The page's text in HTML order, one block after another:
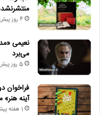
4 روز پیش
نعیمی
می‌برد
5 روز پیش
فراخوان
آینه
1 هفته پیش